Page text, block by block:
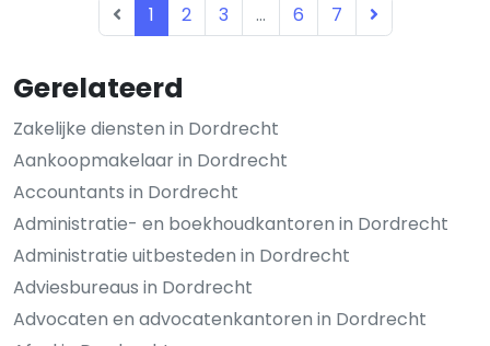
Gerelateerd
Zakelijke diensten in Dordrecht
Aankoopmakelaar in Dordrecht
Accountants in Dordrecht
Administratie- en boekhoudkantoren in Dordrecht
Administratie uitbesteden in Dordrecht
Adviesbureaus in Dordrecht
Advocaten en advocatenkantoren in Dordrecht
1 2 3 ... 6 7